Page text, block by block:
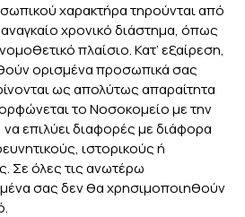
χαρακτήρα τηρούνται από
χρονικό διάστημα, όπως
πλαίσιο. Κατ’ εξαίρεση,
ορισμένα προσωπικά σας
ως απολύτως απαραίτητα
το Νοσοκομείο με την
επιλύει διαφορές με διάφορα
ιστορικούς ή
Σε όλες τις ανωτέρω
σας δεν θα χρησιμοποιηθούν